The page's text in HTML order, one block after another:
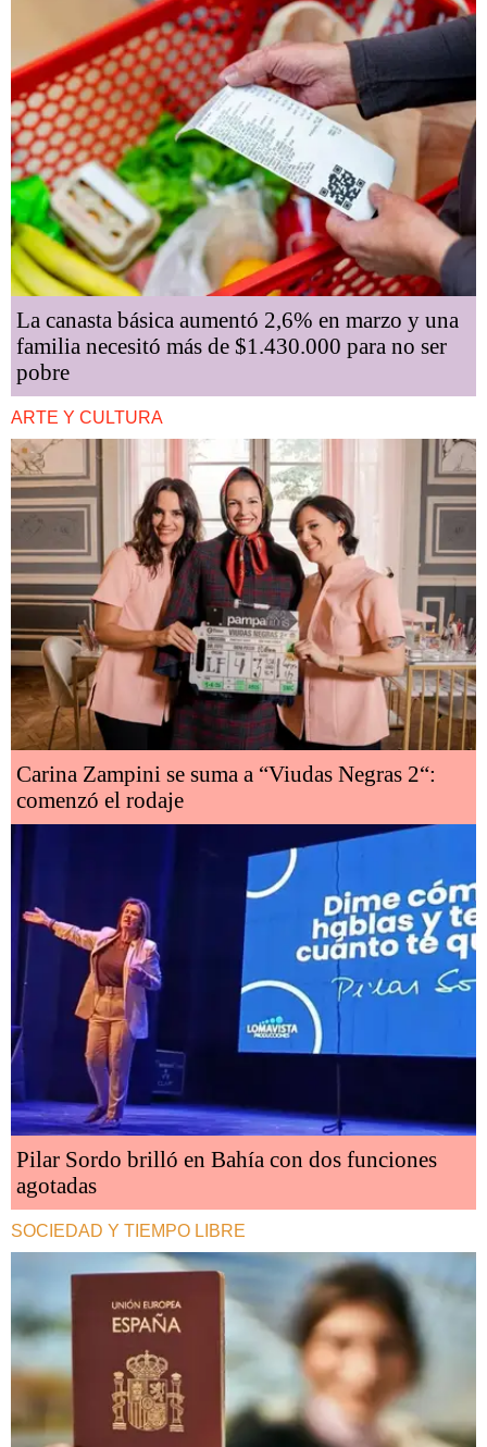
La canasta básica aumentó 2,6% en marzo y una
familia necesitó más de $1.430.000 para no ser
pobre
ARTE Y CULTURA
Carina Zampini se suma a “Viudas Negras 2“:
comenzó el rodaje
Pilar Sordo brilló en Bahía con dos funciones
agotadas
SOCIEDAD Y TIEMPO LIBRE